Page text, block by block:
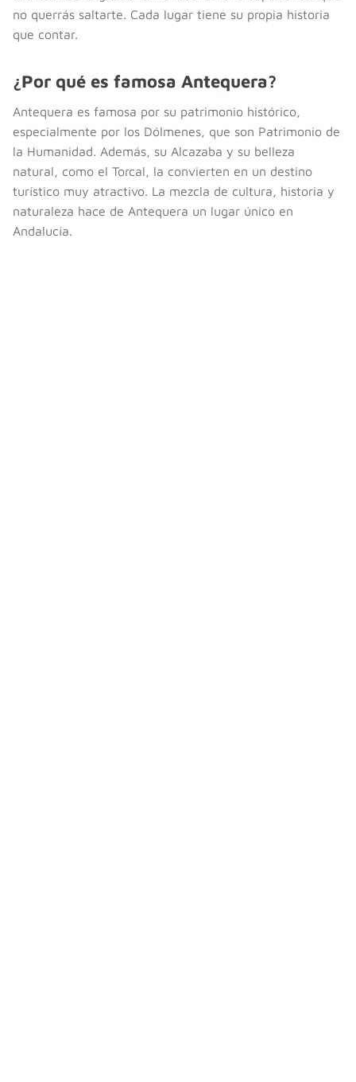
no querrás saltarte. Cada lugar tiene su propia historia
que contar.
¿Por qué es famosa Antequera?
Antequera es famosa por su patrimonio histórico,
especialmente por los Dólmenes, que son Patrimonio de
la Humanidad. Además, su Alcazaba y su belleza
natural, como el Torcal, la convierten en un destino
turístico muy atractivo. La mezcla de cultura, historia y
naturaleza hace de Antequera un lugar único en
Andalucía.